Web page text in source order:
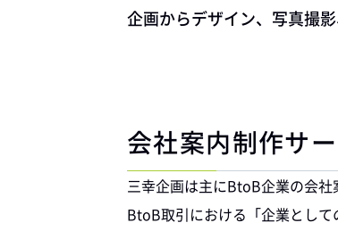
企画からデザイン、写真撮
会社案内制作サ
三幸企画は主にBtoB企業の会社
BtoB取引における「企業とし